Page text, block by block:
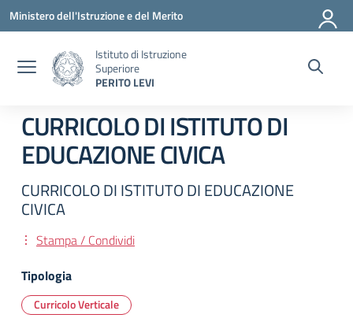
Vai ai contenuti
Vai al menu di navigazione
Vai al footer
Ministero dell'Istruzione e del Merito
Istituto di Istruzione
Superiore
PERITO LEVI
CURRICOLO DI ISTITUTO DI
EDUCAZIONE CIVICA
CURRICOLO DI ISTITUTO DI EDUCAZIONE
CIVICA
Stampa / Condividi
Tipologia
Curricolo Verticale